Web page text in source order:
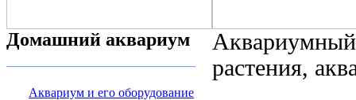
Домашний аквариум
Аквариум и его оборудование
растения,